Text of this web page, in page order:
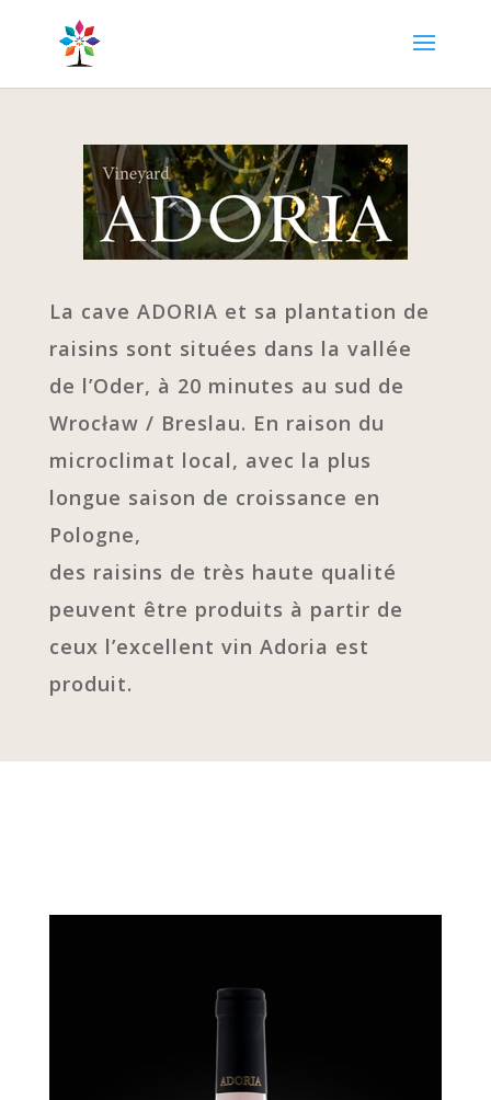
La cave ADORIA et sa plantation de
raisins sont situées dans la vallée
de l’Oder, à 20 minutes au sud de
Wrocław / Breslau. En raison du
microclimat local, avec la plus
longue saison de croissance en
Pologne,
des raisins de très haute qualité
peuvent être produits à partir de
ceux l’excellent vin Adoria est
produit.